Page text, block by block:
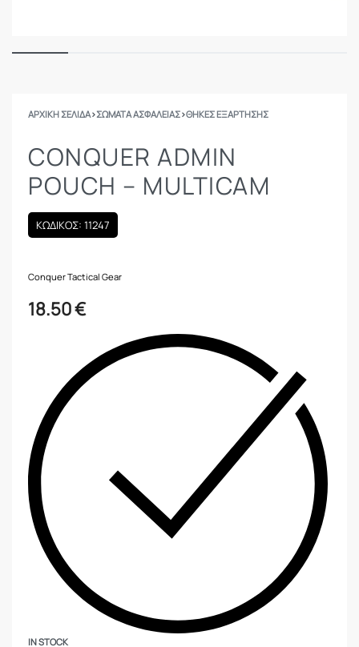
ΑΡΧΙΚΉ ΣΕΛΊΔΑ›ΣΩΜΑΤΑ ΑΣΦΑΛΕΙΑΣ›ΘΉΚΕΣ ΕΞΆΡΤΗΣΗΣ
CONQUER ADMIN
POUCH – MULTICAM
ΚΩΔΙΚΟΣ: 11247
Conquer Tactical Gear
18.50€
IN STOCK